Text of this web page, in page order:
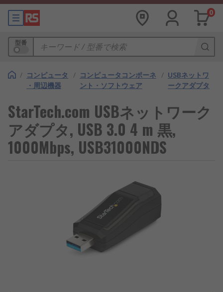
0
型番
/ コンピュータ
・周辺機器
/ コンピュータコンポーネ
ント・ソフトウェア
/ USBネットワ
ークアダプタ
StarTech.com USBネットワーク
アダプタ, USB 3.0 4 m 黒,
1000Mbps, USB31000NDS